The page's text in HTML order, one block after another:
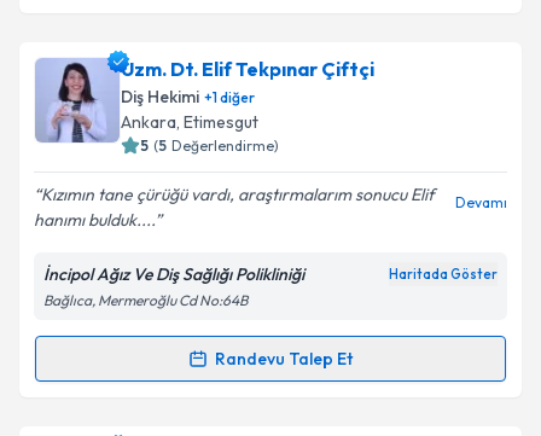
Uzm. Dt. Elif Tekpınar Çiftçi
Diş Hekimi +1diğer
Ankara, Etimesgut
5 (5 Değerlendirme)
Kızımın tane çürüğü vardı, araştırmalarım sonucu Elif
hanımı bulduk....
Devamı
İncipol Ağız Ve Diş Sağlığı Polikliniği Haritada Göster
Bağlıca, Mermeroğlu Cd No:64B
Randevu Talep Et
Randevu Takvimi Talebi